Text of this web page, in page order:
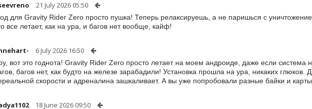
21 July 2026 05:50
для Gravity Rider Zero просто пушка! Теперь релаксируешь, а не паришься с
все летает, как на ура, и багов нет вообще, кайф!
6 July 2026 16:50
вот это годнота! Gravity Rider Zero просто летает на моем андроиде, даже если система
багов нет, как будто на железе зарабадили! Установка прошла на ура, никаких глюков.
скорости и адреналина зашкаливает. А вы уже попробовали разные байки и
18 June 2026 09:50